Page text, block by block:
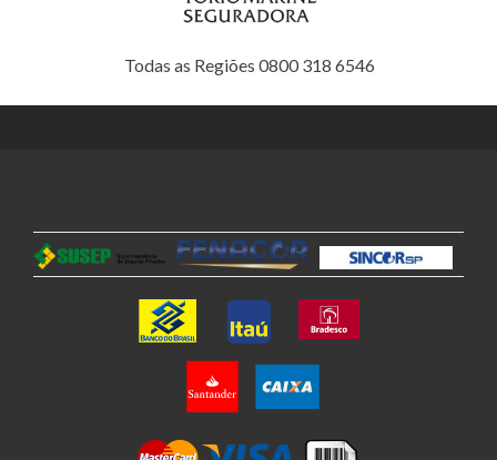
Todas as Regiões 0800 318 6546